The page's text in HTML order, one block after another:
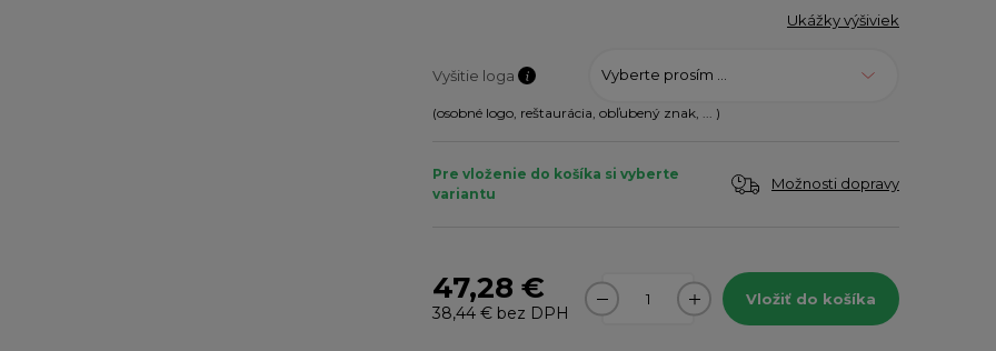
Ukážky výšiviek
Vyšitie loga Vyberte prosím ...
(osobné logo, reštaurácia, obľubený znak, ... )
Pre vloženie do košíka si vyberte
variantu
Možnosti dopravy
47,28 €
38,44 € bez DPH
Vložiť do košíka